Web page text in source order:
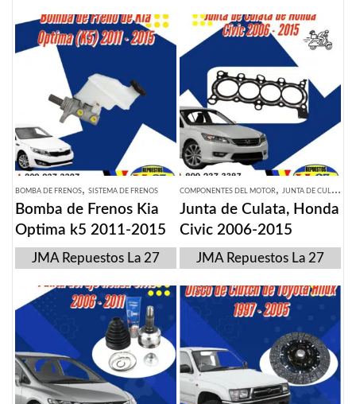
BOMBA DE FRENOS, SISTEMA DE FRENOS
Bomba de Frenos Kia
Optima k5 2011-2015
JMA Repuestos La 27
COMPONENTES DEL MOTOR, JUNTA DE CULATA
Junta de Culata, Honda
Civic 2006-2015
JMA Repuestos La 27